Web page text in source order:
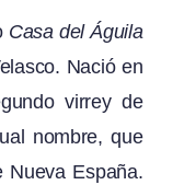
Casa del Águila
Nació en
virrey de
nombre, que
Nueva España.